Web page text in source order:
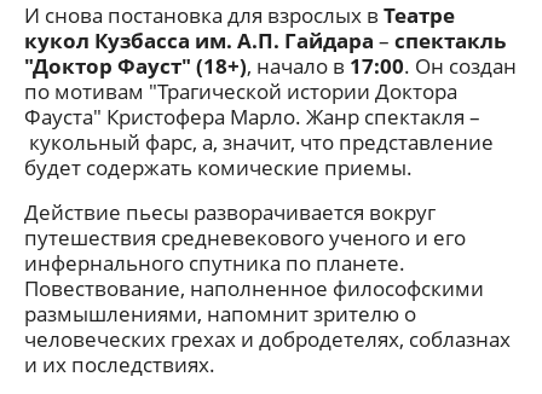
И снова постановка для взрослых в Театре
кукол Кузбасса им. А.П. Гайдара – спектакль
"Доктор Фауст" (18+), начало в 17:00. Он создан
по мотивам "Трагической истории Доктора
Фауста" Кристофера Марло. Жанр спектакля –
кукольный фарс, а, значит, что представление
будет содержать комические приемы.
Действие пьесы разворачивается вокруг
путешествия средневекового ученого и его
инфернального спутника по планете.
Повествование, наполненное философскими
размышлениями, напомнит зрителю о
человеческих грехах и добродетелях, соблазнах
и их последствиях.